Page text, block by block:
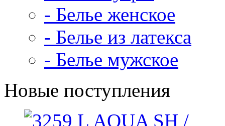
- Белье женское
- Белье из латекса
- Белье мужское
Новые поступления